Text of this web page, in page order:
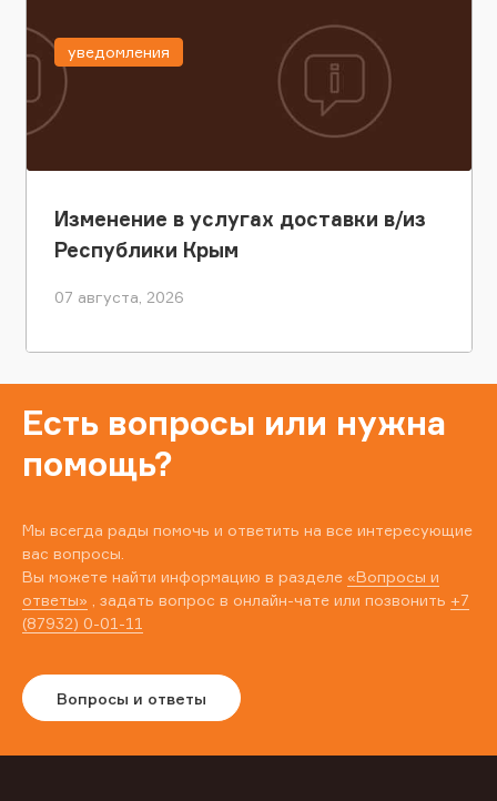
Изменение в услугах доставки в/из
Республики Крым
07 августа, 2026
уведомления
Есть вопросы или нужна
помощь?
Мы всегда рады помочь и ответить на все интересующие
вас вопросы.
Вы можете найти информацию в разделе «Вопросы и
ответы» , задать вопрос в онлайн-чате или позвонить +7
(87932) 0-01-11
Вопросы и ответы